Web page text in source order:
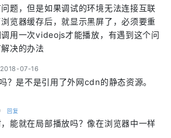
题，但是如果调试的环境无法连接互联
览器缓存后，就显示黑屏了，必须要重
用一次videojs才能播放，有遇到这个问
决的办法
2018-07-16
？是不是引用了外网cdn的静态资源。
回复
能就在局部播放吗？像在浏览器中一样